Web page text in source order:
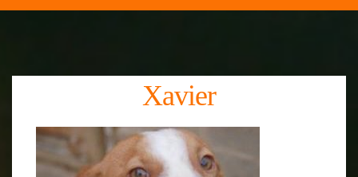
Xavier